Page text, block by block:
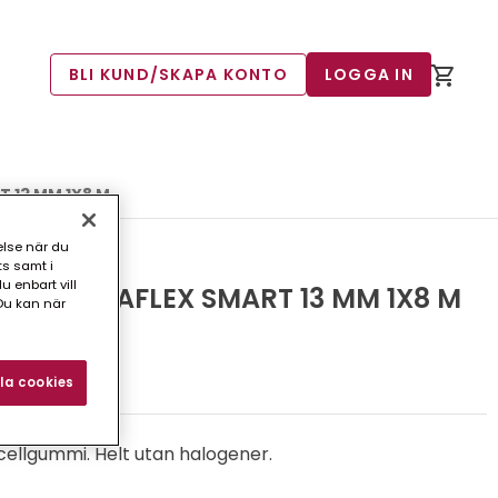
BLI KUND/SKAPA KONTO LOGGA IN
13 MM 1X8 M
ARMAFLEX SMART 13 MM 1X8 M
Helt utan halogener.
när du
samt i
enbart vill
kan när
cookies